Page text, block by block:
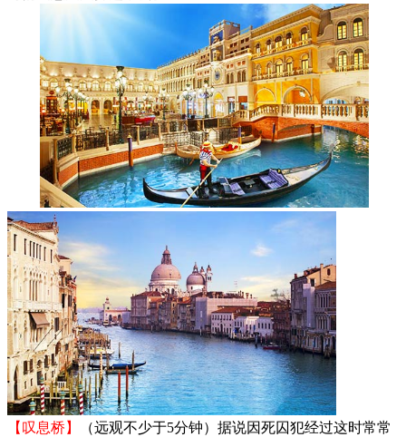
【叹息桥】
（远观不少于5分钟）据说因死囚犯经过这时常常